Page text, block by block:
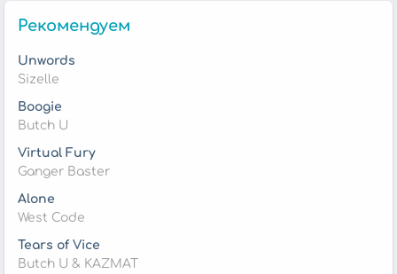
Рекомендуем
Unwords
Sizelle
Boogie
Butch U
Virtual Fury
Ganger Baster
Alone
West Code
Tears of Vice
Butch U & KAZMAT